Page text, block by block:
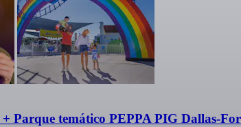
Parque temático PEPPA PIG Dallas-